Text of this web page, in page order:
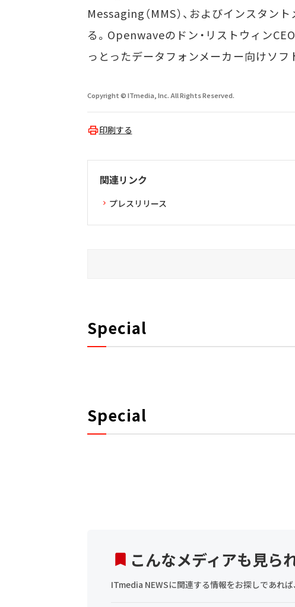
Messaging（MMS）、およびインスタン
る。Openwaveのドン・リストウィン
っとったデータフォンメーカー向けソフ
Copyright © ITmedia, Inc. All Rights Reserved.
印刷する
関連リンク
プレスリリース
Special
Special
こんなメディアも見ら
ITmedia NEWSに関連する情報をお探しであれ